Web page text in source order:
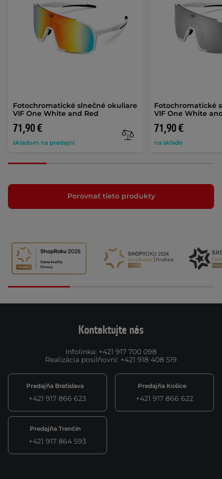
Fotochromatické slnečné okuliare
VIF One White and Red
71,90 €
skladom na predajni
Fotochromatické
VIF One White
71,90 €
na sklade
Porovnať tieto produkty
Kontaktujte nás
Infolinka: +421 917 700 098
Realizácia posilňovní: +421 918 408 519
Predajňa Bratislava
+421 917 866 623
Predajňa Košice
+421 917 866 622
Predajňa Trenčín
+421 917 864 593